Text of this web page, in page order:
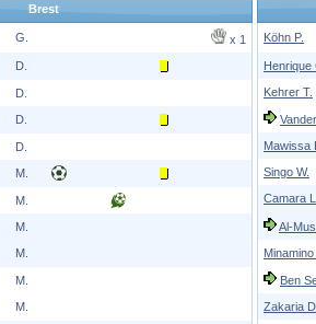
Brest
G.
x 1
D.
D.
D.
D.
M.
M.
M.
M.
M.
M.
Köhn P.
Henrique
Kehrer T.
Mawissa
Singo W.
Camara
Al-
Minamino
Ben
Zakaria